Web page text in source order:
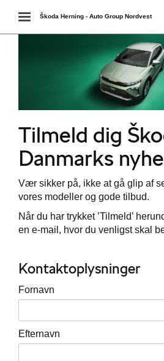
Danmarks
Toggle
navigation
Škoda Herning - Auto Group Nordvest
Tilmeld dig
Danmarks
Vær sikker på, ikke at gå glip af
vores modeller og gode tilbud.
Når du har trykket ’Tilmeld’
en e-mail, hvor du venligst skal
Kontaktoplysninger
Fornavn
Efternavn